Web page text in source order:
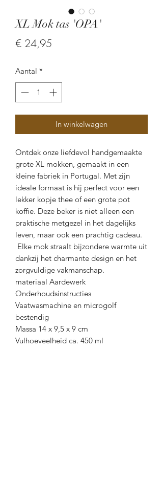
XL Mok tas 'OPA'
€ 24,95
Aantal *
In winkelwagen
Ontdek onze liefdevol handgemaakte
grote XL mokken, gemaakt in een
kleine fabriek in Portugal. Met zijn
ideale formaat is hij perfect voor een
lekker kopje thee of een grote pot
koffie. Deze beker is niet alleen een
praktische metgezel in het dagelijks
leven, maar ook een prachtig cadeau.
Elke mok straalt bijzondere warmte uit
dankzij het charmante design en het
zorgvuldige vakmanschap.
materiaal Aardewerk
Onderhoudsinstructies
Vaatwasmachine en microgolf
bestendig
Massa 14 x 9,5 x 9 cm
Vulhoeveelheid ca. 450 ml